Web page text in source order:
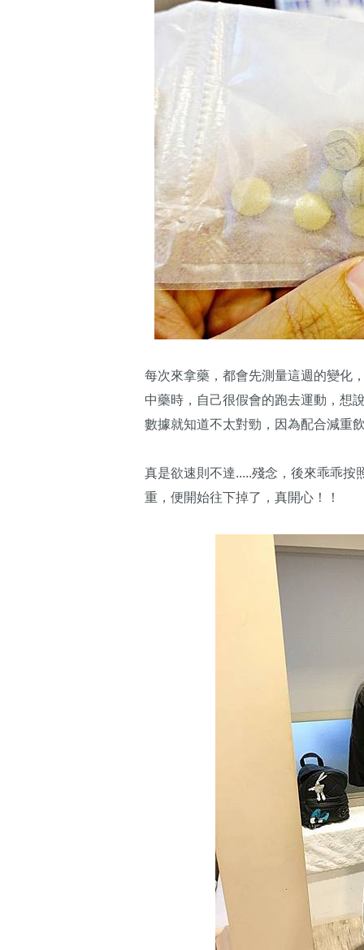
每次來拿藥，都會先測量這週的變化
中藥時，自己很假會的跑去運動，想
數據就知道不太對勁，因為配合減重
真是欲速則不達.....殘念，後來乖乖
重，便開始往下掉了，真開心！！​